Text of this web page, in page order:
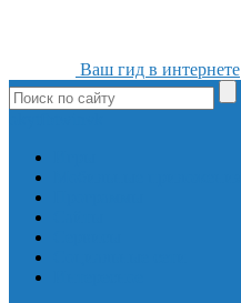
Ваш гид в интернете